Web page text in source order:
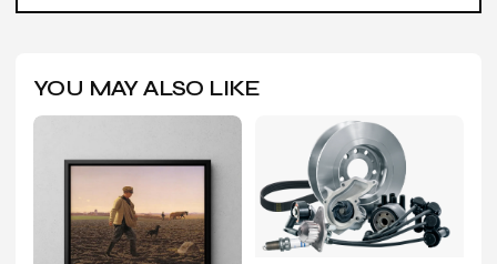
YOU MAY ALSO LIKE